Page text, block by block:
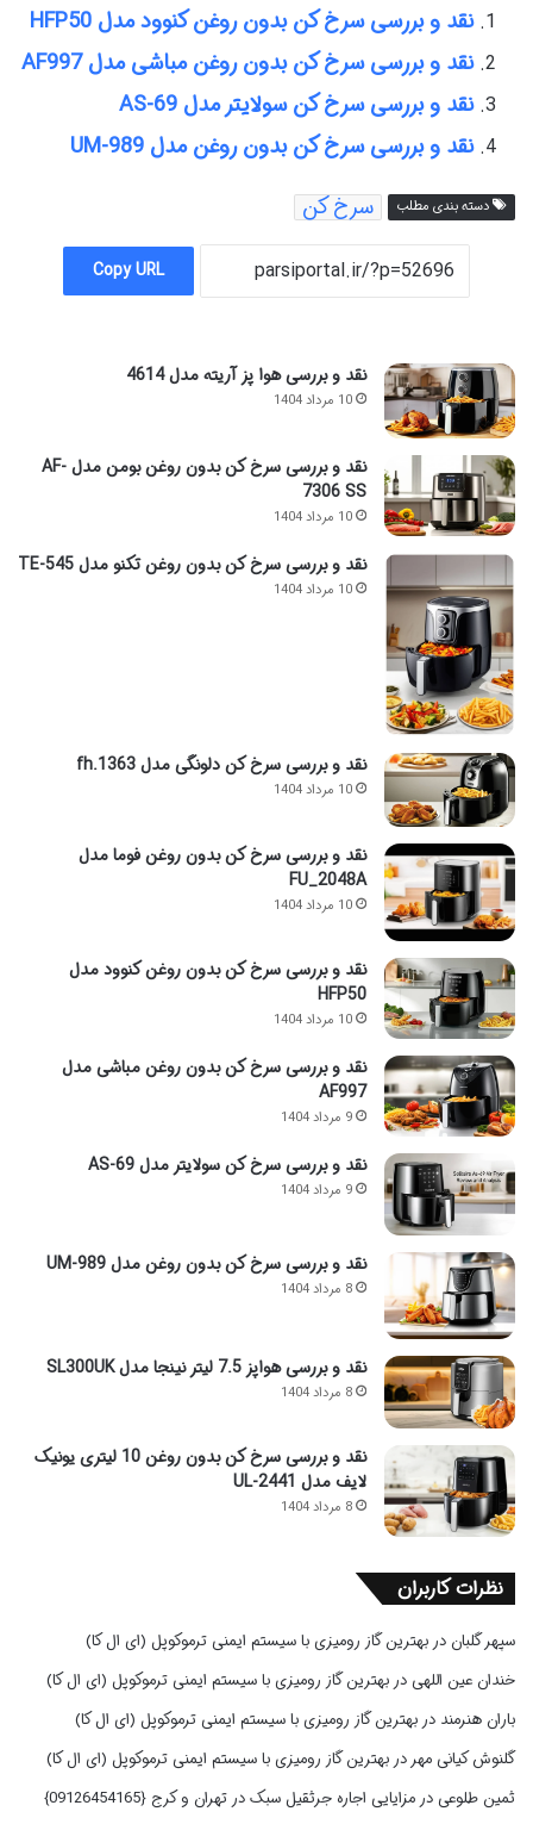
نقد و بررسی سرخ کن بدون روغن کنوود مدل HFP50
نقد و بررسی سرخ کن بدون روغن مباشی مدل AF997
نقد و بررسی سرخ کن سولایتر مدل AS-69
نقد و بررسی سرخ کن بدون روغن مدل UM-989
دسته بندی مطلب سرخ کن
Copy URL
نقد و بررسی هوا پز آریته مدل 4614
10 مرداد 1404
نقد و بررسی سرخ کن بدون روغن بومن مدل AF-
7306 SS
10 مرداد 1404
نقد و بررسی سرخ کن بدون روغن تکنو مدل TE-545
10 مرداد 1404
نقد و بررسی سرخ کن دلونگی مدل fh.1363
10 مرداد 1404
نقد و بررسی سرخ کن بدون روغن فوما مدل
FU_2048A
10 مرداد 1404
نقد و بررسی سرخ کن بدون روغن کنوود مدل
HFP50
10 مرداد 1404
نقد و بررسی سرخ کن بدون روغن مباشی مدل
AF997
9 مرداد 1404
نقد و بررسی سرخ کن سولایتر مدل AS-69
9 مرداد 1404
نقد و بررسی سرخ کن بدون روغن مدل UM-989
8 مرداد 1404
نقد و بررسی هواپز 7.5 لیتر نینجا مدل SL300UK
8 مرداد 1404
نقد و بررسی سرخ کن بدون روغن 10 لیتری یونیک
لایف مدل UL-2441
8 مرداد 1404
نظرات کاربران
سپهر گلبان در بهترین گاز رومیزی با سیستم ایمنی ترموکوپل (ای ال کا)
خندان عین اللهی در بهترین گاز رومیزی با سیستم ایمنی ترموکوپل (ای ال کا)
باران هنرمند در بهترین گاز رومیزی با سیستم ایمنی ترموکوپل (ای ال کا)
گلنوش کیانی مهردر بهترین گاز رومیزی با سیستم ایمنی ترموکوپل (ای ال کا)
ثمین طلوعی در مزایایی اجاره جرثقیل سبک در تهران و کرج {09126454165}